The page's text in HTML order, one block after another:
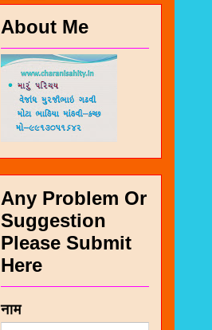
About Me
Any Problem Or
Suggestion
Please Submit
Here
नाम